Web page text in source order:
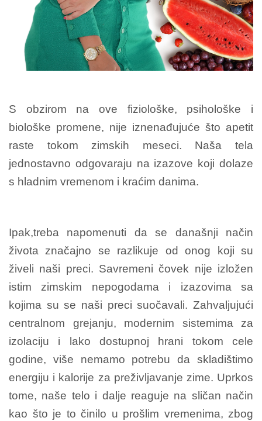
S obzirom na ove fiziološke, psihološke i
biološke promene, nije iznenađujuće što apetit
raste tokom zimskih meseci. Naša tela
jednostavno odgovaraju na izazove koji dolaze
s hladnim vremenom i kraćim danima.
Ipak,treba napomenuti da se današnji način
života značajno se razlikuje od onog koji su
živeli naši preci. Savremeni čovek nije izložen
istim zimskim nepogodama i izazovima sa
kojima su se naši preci suočavali. Zahvaljujući
centralnom grejanju, modernim sistemima za
izolaciju i lako dostupnoj hrani tokom cele
godine, više nemamo potrebu da skladištimo
energiju i kalorije za preživljavanje zime. Uprkos
tome, naše telo i dalje reaguje na sličan način
kao što je to činilo u prošlim vremenima, zbog